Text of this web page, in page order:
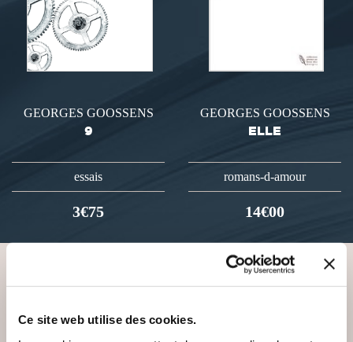
Ce site web utilise des cookies.
GEORGES GOOSSENS
9
essais
3€75
GEORGES GOOSSENS
ELLE
romans-d-amour
14€00